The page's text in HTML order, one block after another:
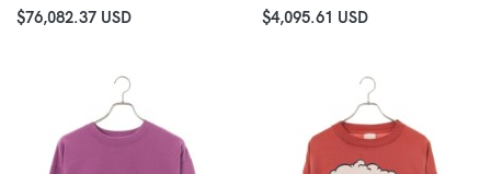
$76,082.37 USD
$4,095.61 USD